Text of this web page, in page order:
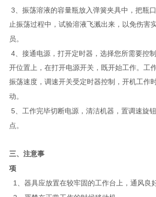
3 、振荡溶液的容量瓶放入弹簧夹具中，把瓶
止振荡过程中，试验溶液飞溅出来，以免伤害
员。
4、接通电源，打开定时器，选择您所需要控
开位置上，在打开电源开关，既开始工作。工
振荡速度，调速开关受定时器控制，开机工作
动。
5 、工作完毕切断电源，清洁机器，置调速旋
点。
三、注意事
项
1 、器具应放置在较牢固的工作台上，通风良